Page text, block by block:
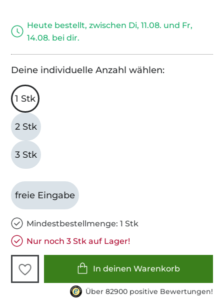
Heute bestellt, zwischen Di, 11.08. und Fr,
14.08. bei dir.
Deine individuelle Anzahl wählen:
1 Stk
2 Stk
3 Stk
freie Eingabe
Mindestbestellmenge: 1 Stk
Nur noch 3 Stk auf Lager!
In deinen Warenkorb
Über 82900 positive Bewertungen!